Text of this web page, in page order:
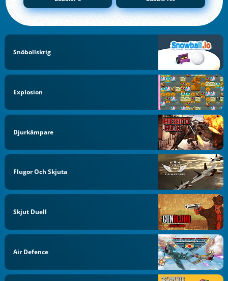
Snöbollskrig
Explosion
Djurkämpare
Flugor Och Skjuta
Skjut Duell
Air Defence